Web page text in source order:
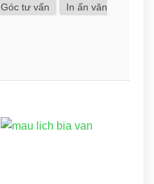
Góc tư vấn
In ấn văn